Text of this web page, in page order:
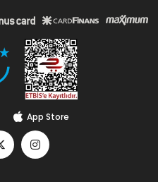
App Store